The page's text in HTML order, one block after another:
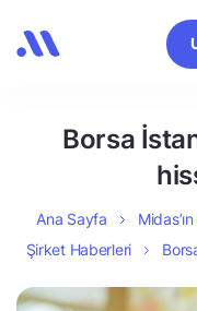
Borsa
Ana Sayfa
Şirket Haberleri